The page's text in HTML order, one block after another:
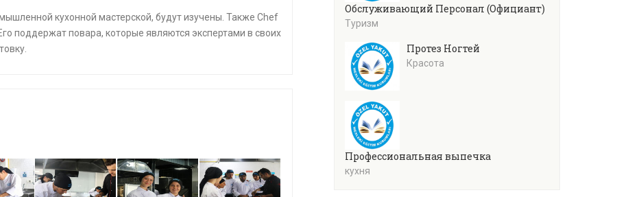
кухонной мастерской, будут изучены. Также Chef
поддержат повара, которые являются экспертами в своих
Обслуживающий Персонал (Официант)
Туризм
Протез Ногтей
Красота
Профессиональная выпечка
кухня